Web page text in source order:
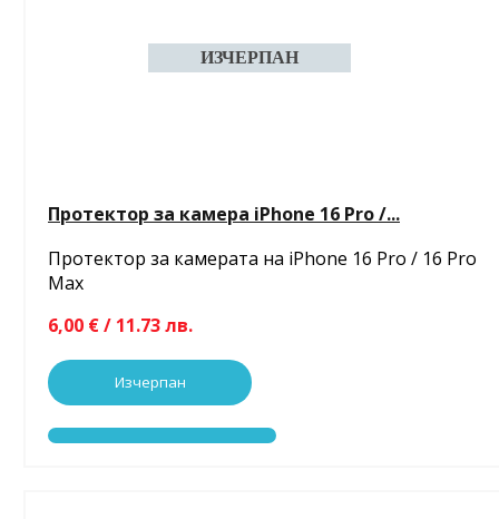
Протектор за камера iPhone 16 Pro /...
Протектор за камерата на iPhone 16 Pro / 16 Pro
Max
6,00 € / 11.73 лв.
Изчерпан